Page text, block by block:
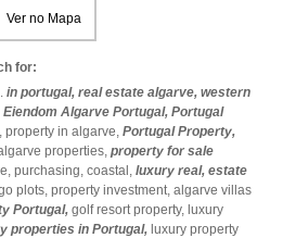
Ver no Mapa
for:
in portugal, real estate algarve, western
Eiendom Algarve Portugal, Portugal
property in algarve, Portugal Property,
properties, property for sale
purchasing, coastal, luxury real, estate
plots, property investment, algarve villas
Portugal, golf resort property, luxury
properties in Portugal, luxury property